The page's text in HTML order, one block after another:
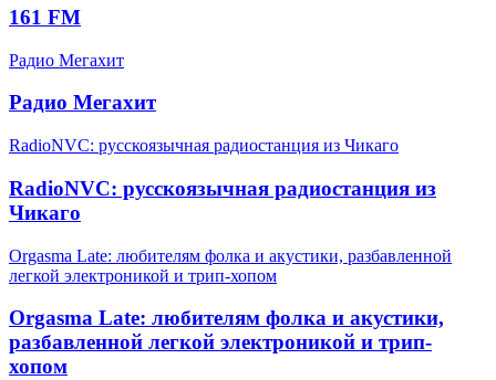
161 FM
Радио Мегахит
Радио Мегахит
RadioNVC: русскоязычная радиостанция из Чикаго
RadioNVC: русскоязычная радиостанция из
Чикаго
Orgasma Late: любителям фолка и акустики, разбавленной
легкой электроникой и трип-хопом
Orgasma Late: любителям фолка и акустики,
разбавленной легкой электроникой и трип-
хопом